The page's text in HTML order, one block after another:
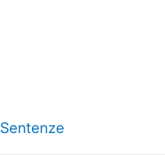
Sentenze